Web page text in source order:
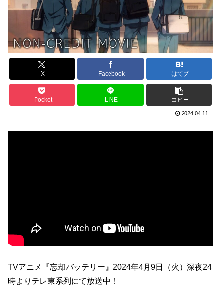
X Facebook はてブ
Pocket LINE コピー
2024.04.11
TVアニメ『忘却バッテリー』2024年4月9日（火）深夜24
時よりテレ東系列にて放送中！